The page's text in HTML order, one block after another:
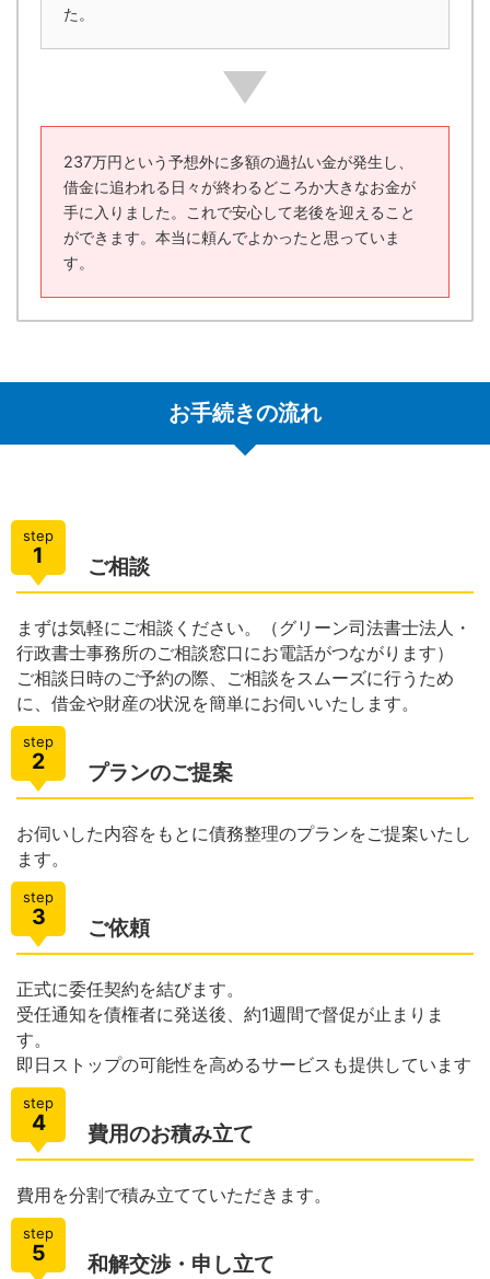
た。
237万円という予想外に多額の過払い金が発生し、
借金に追われる日々が終わるどころか大きなお金が
手に入りました。これで安心して老後を迎えること
ができます。本当に頼んでよかったと思っていま
す。
お手続きの流れ
step
1 ご相談
まずは気軽にご相談ください。（グリーン司法書士法人・
行政書士事務所のご相談窓口にお電話がつながります）
ご相談日時のご予約の際、ご相談をスムーズに行うため
に、借金や財産の状況を簡単にお伺いいたします。
step
2 プランのご提案
お伺いした内容をもとに債務整理のプランをご提案いたし
ます。
step
3 ご依頼
正式に委任契約を結びます。
受任通知を債権者に発送後、約1週間で督促が止まりま
す。
即日ストップの可能性を高めるサービスも提供しています
step
4 費用のお積み立て
費用を分割で積み立てていただきます。
step
5 和解交渉・申し立て